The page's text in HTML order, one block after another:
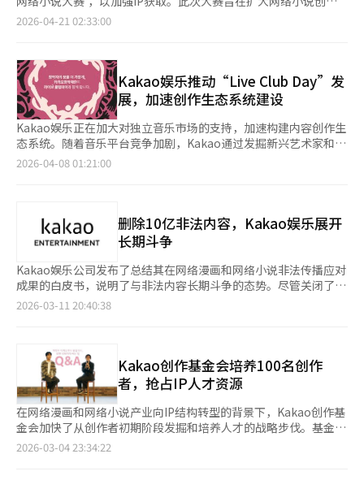
势在于规模与速度，而韩国则拥有已在全球市场验证过的韩国文化
内容IP。相比单纯追求数量，更希望基于成熟原作进行高完成度再
视为韩国短剧内容海外化的测试案例之一。 与此同时，人工智能
（AI）正被视为短剧产业的重要变量。传统网漫或网络小说改编真
人影视往往需要投入数百亿韩元制作成本，而AI技术则被认为能够
大幅缩短制作周期，并降低成本。 《Bloodbound Luna》因采用
100% AI制作方式受到关注。Vigloo方面表示，计划在年内将AI动
画及AI真人内容占整体内容库的30%。 业内普遍认为，AI不仅将
改变内容生产效率，也可能进一步重塑影视产业结构。未来市场或
出版社和小型创作者也能获得进入全球市场的机会。 在出版的附
加工作中，AI的应用范围也在扩大。越来越多的案例显示，利用生
荐语等。AI技术也被应用于根据读者偏好制作摘要内容和个性化推
荐功能。 尤其是在平台基础的出版市场，AI的应用更加活跃。电子
书和网络小说平台通过强化AI推荐系统、自动编辑功能和摘要服务
等策略，增加用户的停留时间。此外，过去需要数万元的封面图像
和插图，现在通过AI以低成本制作，使用频繁。 然而，部分读者群
体对AI生成的内容也表现出抵触情绪。在信息传递为主的内容中，
AI的应用接受度较高，但在文学或散文等情感和个性重要的领域，
仍然认为人类作家的角色至关重要。 业界普遍认为，生成型AI更可
消费和流通结构的关键变量。在制作速度和全球扩展性日益重要的
环境下，AI的应用能力有望成为出版行业的新竞争力。※ 本报道经
获得收入，但这种竞争力可能会减弱。关于AI引发的版权问题，洪
英完会长表示：“AI问题非常尖锐，各领域意见可能不同，希望文
化体育观光部将制定指导方针，形成关于AI使用的共识。”会议还
讨论了通过青年文化艺术通行证支持图书购买、引入出版内容制作
费用税收抵免方案、出版领域支持预算等问题。洪英完会长指出，
出版支持预算需超过4000亿韩元，而目前仅为600亿韩元，相较于
电影和游戏的860亿韩元，明显不足。此外，洪会长强调，最近公
平交易委员会对六家造纸公司因纸价垄断罚款约3300亿韩元，这
笔罚款应纳入出版预算。他表示：“出版界因垄断遭受损失，但无
法获得补偿。如果罚款不用于出版基金，政策将失去实效。”崔部
在明总统最近观看的音乐剧《漫长的夜晚》，指出儿童图书与演出
结合时出口效果好，因此需要政策支持版权法律咨询和版权支持。
去年11月成立的文化艺术政策咨询委员会由文学、戏剧·音乐剧、
生态，发掘新老作家。作品征集从下月13日开始，至6月21日结
被改编为漫画，并在Naver漫画上连载。此外，所有获奖作品将在
Munpia首发后，通过Naver系列进行推广，并优先考虑影视化等
OSMU开发。Naver积极参与网络小说大赛的背后是IP竞争。网络
小说作为源头内容，可扩展为漫画、电视剧、电影、游戏等多种形
式。成功的IP可以带来长期收益。此前，Naver漫画和Munpia发
掘的《财阀家的小儿子》和《全知读者视角》等作品已被改编为漫
画和电视剧，成为全球内容。这些成功案例促使平台企业在初期阶
段就开始IP获取。Naver网络小说总负责人郑英锡表示：“《财阀
入新活力。”内容企业间的IP竞争也在加剧。Kakao娱乐通过将电
视剧、网络小说和音乐连接的方式推进IP扩展战略。最近，IP扩展
策略已成为内容产业的主要趋势。企业通过将内容扩展为漫画、电
视剧、音乐、游戏等形式来多样化收益结构。内容平台企业从创作
者发掘到制作、发行的结构正在形成，IP获取竞争将更加激烈。网
络小说大赛的扩大和创作支持计划的强化，不仅是简单的内容发
掘，更是长期IP获取战略的一部分。Munpia代表孙济浩表
的多样佳作，扩大武侠类型的基础。”※ 本报道经人工智能（AI）
系统翻译与编辑。
2026-04-21 02:33:00
Kakao娱乐推动“Live Club Day”发
展，加速创作生态系统建设
Kakao娱乐正在加大对独立音乐市场的支持，加速构建内容创作生
态系统。随着音乐平台竞争加剧，Kakao通过发掘新兴艺术家和支
持创作环境来增强内容竞争力。7日，Kakao娱乐公布了由Kakao
务支持，还通过Kakao娱乐的音乐平台Melon的“Track Zero”项
目，协助艺术家招募和品牌推广，帮助独立艺术家扩大演出机会和
观众接触面。“Track Zero”项目每周四在Melon应用程序主页面
上推荐独立音乐和艺术家，提供向大众介绍隐藏名曲和艺术家的机
会。2024年，Live Club Day共举办8次，平均每场观众750人。去
年举办7次，平均观众987人，比2023年增加约65%。参与艺术家
数量也增加，去年有135组艺术家参与，比2023年的109组增加约
强化了与Melon平台相关的内容获取策略，旨在通过发掘独立艺术
家和连接演出内容来扩大音乐内容的多样性和用户接触面。随着全
球平台音乐内容竞争的加剧，独立艺术家和多样化音乐类型的获取
成为平台竞争力的重要因素。尤其是短视频内容和现场演出为基础
的音乐消费增加，使得演出为中心的内容重要性日益增加。Kakao
创作基金会还在扩大音乐类型的多样性，自2024年起，专门运营
以爵士音乐家为中心的“爵士Live Club Day”，并在演出场地内
2026-04-08 01:21:00
删除10亿非法内容，Kakao娱乐展开
长期斗争
Kakao娱乐公司发布了总结其在网络漫画和网络小说非法传播应对
成果的白皮书，说明了与非法内容长期斗争的态势。尽管关闭了大
型非法网站，累计删除的内容已超过10亿，但非法传播方式变得更
（7月至12月）的活动。白皮书展示了非法内容应对战线的变化，
以及全球应对策略和专家访谈。自2021年11月Peacock团队成立
以来，截至去年12月，共删除了10亿407万5309件全球非法内
容。假设每天删除1万件内容，这相当于需要约274年。然而，最
近的数据流显示变化。非法内容的阻断数量自Peacock成立以来持
续增长，在第五次白皮书（2024年上半年）中达到约2亿7000万件
的历史最高水平，但随后开始下降。在第七次白皮书（2025年1月
至6月）中，记录了1亿6072万4021件阻断数量，第八次白皮书
2026-03-11 20:40:38
Kakao创作基金会培养100名创作
者，抢占IP人才资源
在网络漫画和网络小说产业向IP结构转型的背景下，Kakao创作基
金会加快了从创作者初期阶段发掘和培养人才的战略步伐。基金会
计划通过分阶段支持体系，从创作者的发掘到IP扩展，抢占下一代
2026-03-04 23:34:22